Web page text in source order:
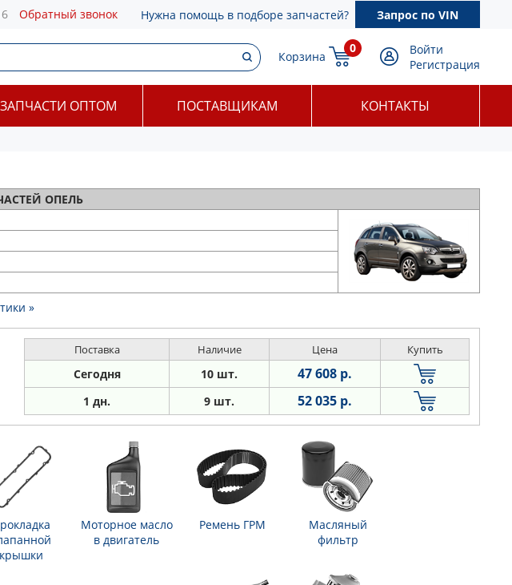
Обратный звонок Нужна помощь в подборе запчастей? Запрос по VIN
Корзина
0
Войти
Регистрация
ЗАПЧАСТИ ОПТОМ ПОСТАВЩИКАМ КОНТАКТЫ
ОПЕЛЬ
»
Поставка Наличие Цена Купить
Сегодня 10 шт. 47 608 р.
1 дн. 9 шт. 52 035 р.
крышки
Моторное масло
в двигатель
Ремень ГРМ
Масляный
фильтр